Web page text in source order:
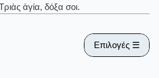
ἁγία, δόξα σοι.
Επιλογές ☰